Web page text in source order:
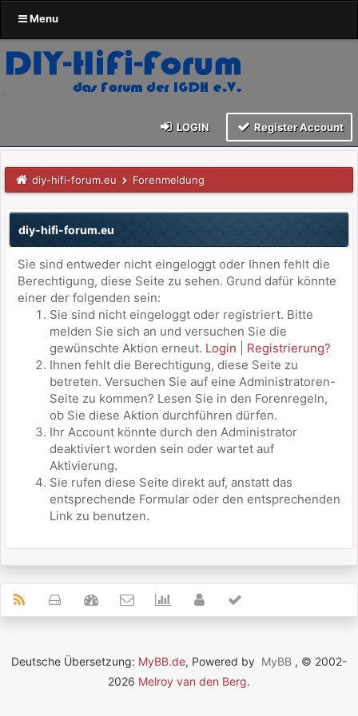
Menu
LOGIN Register Account
diy-hifi-forum.eu Forenmeldung
diy-hifi-forum.eu
Sie sind entweder nicht eingeloggt oder Ihnen fehlt die
Berechtigung, diese Seite zu sehen. Grund dafür könnte
einer der folgenden sein:
Sie sind nicht eingeloggt oder registriert. Bitte
melden Sie sich an und versuchen Sie die
gewünschte Aktion erneut. Login
Registrierung?
Ihnen fehlt die Berechtigung, diese Seite zu
betreten. Versuchen Sie auf eine Administratoren-
Seite zu kommen? Lesen Sie in den Forenregeln,
ob Sie diese Aktion durchführen dürfen.
Ihr Account könnte durch den Administrator
deaktiviert worden sein oder wartet auf
Aktivierung.
Sie rufen diese Seite direkt auf, anstatt das
entsprechende Formular oder den entsprechenden
Link zu benutzen.
Deutsche Übersetzung: MyBB.de, Powered by MyBB , © 2002-
2026 Melroy van den Berg.